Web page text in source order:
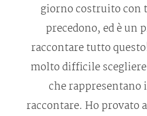
giorno costruito con
precedono, ed è un
raccontare tutto
molto difficile
che rappresentano
raccontare. Ho provato